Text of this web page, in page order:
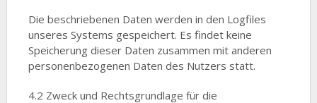
Die beschriebenen Daten werden in den Logfiles
unseres Systems gespeichert. Es findet keine
Speicherung dieser Daten zusammen mit anderen
personenbezogenen Daten des Nutzers statt.
4.2 Zweck und Rechtsgrundlage für die